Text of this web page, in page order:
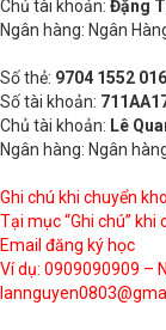
Chủ tài khoản: Đặng
Ngân hàng: Ngân
Số thẻ: 9704 1552
Số tài khoản:
Chủ tài khoản: Lê
Ngân hàng: Ngân
Ghi chú khi chuyển
Tại mục “Ghi chú”
Email đăng ký học
Ví dụ: 0909090909 –